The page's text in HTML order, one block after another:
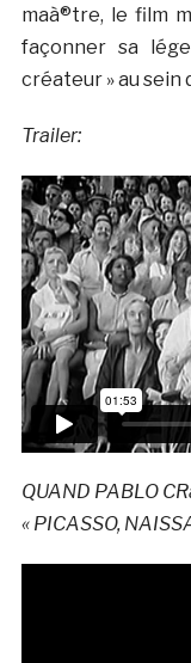
maà®tre, le film
façonner sa
créateur » au sein
Trailer:
QUAND PABLO
« PICASSO,